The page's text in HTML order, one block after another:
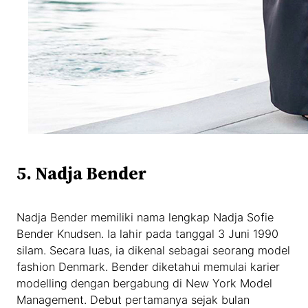
5. Nadja Bender
Nadja Bender memiliki nama lengkap Nadja Sofie
Bender Knudsen. Ia lahir pada tanggal 3 Juni 1990
silam. Secara luas, ia dikenal sebagai seorang model
fashion Denmark. Bender diketahui memulai karier
modelling dengan bergabung di New York Model
Management. Debut pertamanya sejak bulan